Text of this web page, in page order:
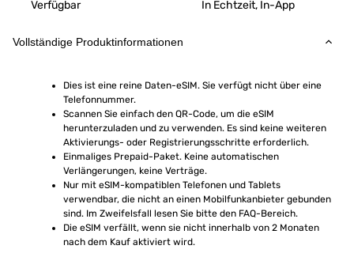
Verfügbar In Echtzeit, In-App
Vollständige Produktinformationen
Dies ist eine reine Daten-eSIM. Sie verfügt nicht über eine
Telefonnummer.
Scannen Sie einfach den QR-Code, um die eSIM
herunterzuladen und zu verwenden. Es sind keine weiteren
Aktivierungs- oder Registrierungsschritte erforderlich.
Einmaliges Prepaid-Paket. Keine automatischen
Verlängerungen, keine Verträge.
Nur mit eSIM-kompatiblen Telefonen und Tablets
verwendbar, die nicht an einen Mobilfunkanbieter gebunden
sind. Im Zweifelsfall lesen Sie bitte den FAQ-Bereich.
Die eSIM verfällt, wenn sie nicht innerhalb von 2 Monaten
nach dem Kauf aktiviert wird.